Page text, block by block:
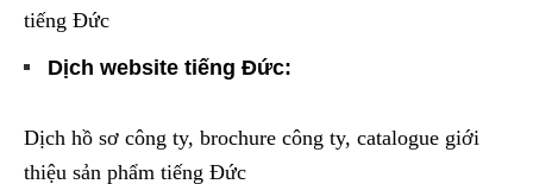
tiếng Đức
Dịch website tiếng Đức:
Dịch hồ sơ công ty, brochure công ty, catalogue giới
thiệu sản phẩm tiếng Đức